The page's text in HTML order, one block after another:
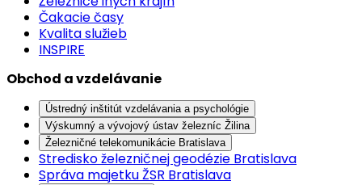
Čakacie časy
Kvalita služieb
INSPIRE
Obchod a vzdelávanie
Ústredný inštitút vzdelávania a psychológie
Výskumný a vývojový ústav železníc Žilina
Železničné telekomunikácie Bratislava
Stredisko železničnej geodézie Bratislava
Správa majetku ŽSR Bratislava